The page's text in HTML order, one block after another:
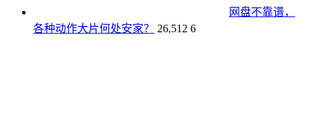
网盘不靠谱，
各种动作大片何处安家？
26,512 6